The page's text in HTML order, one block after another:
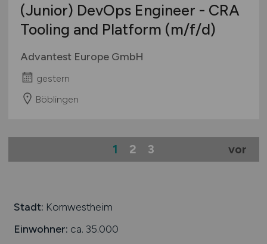
(Junior) DevOps Engineer - CRA
Tooling and Platform (m/f/d)
Advantest Europe GmbH
gestern
Böblingen
1 2 3 vor
Stadt: Kornwestheim
Einwohner: ca. 35.000